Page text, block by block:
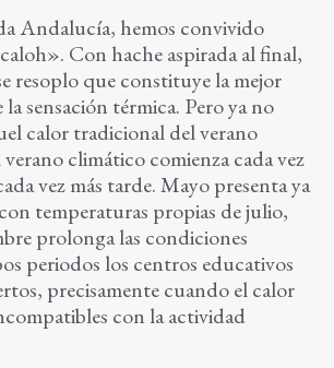
Andalucía, hemos convivido
Con hache aspirada al final,
resoplo que constituye la mejor
sensación térmica. Pero ya no
calor tradicional del verano
climático comienza cada vez
vez más tarde. Mayo presenta ya
temperaturas propias de julio,
prolonga las condiciones
periodos los centros educativos
precisamente cuando el calor
con la actividad